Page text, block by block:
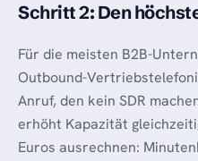
Schritt 2: Den
Für die meisten B2B-
Outbound-
Anruf, den kein SDR
erhöht Kapazität
Euros ausrechnen: